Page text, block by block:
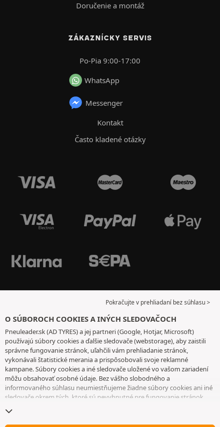
Doručenie a montáž
ZÁKAZNÍCKY SERVIS
Po-Pia 9:00-17:00
WhatsApp
Messenger
Kontakt
Často kladené otázky
Pokračujte v prehliadaní bez súhlasu >
O SÚBOROCH COOKIES A INÝCH SLEDOVAČOCH
Pneuleader.sk (AD TYRES) a jej partneri (Google, Hotjar, Microsoft)
používajú súbory cookies a ďalšie sledovače (webstorage), aby zaistili
správne fungovanie stránok, uľahčili vám prehliadanie stránok,
vykonávali štatistické merania a prispôsobovali svoje reklamné
kampane. Súbory cookies a iné sledovače uložené vo vašom zariadení
môžu obsahovať osobné údaje. Bez vášho slobodného a
informovaného súhlasu neumiestňujeme žiadne súbory cookies ani iné
sledovače okrem tých, ktoré sú nevyhnutné pre fungovanie stránok.
odvolať tak, že prejdete na
rozhodnúť pokračovať v prehliadaní bez súhlasu s ukladaním súborov